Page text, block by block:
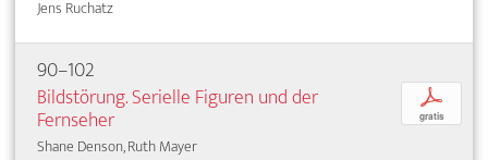
Jens Ruchatz
90–102
Bildstörung. Serielle Figuren und der
Fernseher
Shane Denson, Ruth Mayer
p
gratis